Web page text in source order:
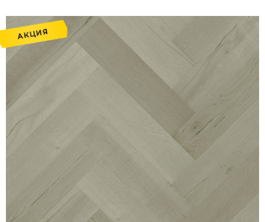
АКЦИЯ